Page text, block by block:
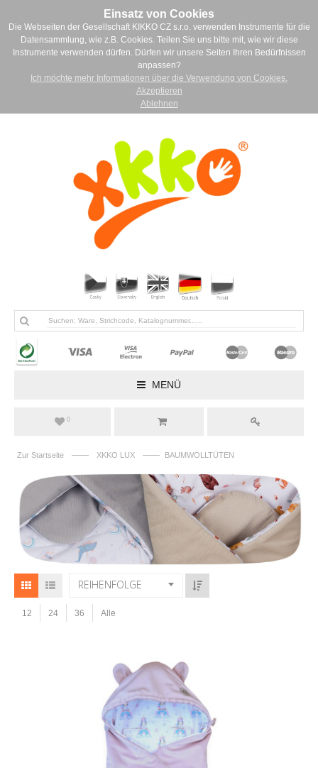
Einsatz von Cookies
Die Webseiten der Gesellschaft KIKKO CZ s.r.o. verwenden Instrumente für die
Datensammlung, wie z.B. Cookies. Teilen Sie uns bitte mit, wie wir diese
Instrumente verwenden dürfen. Dürfen wir unsere Seiten Ihren Bedürfnissen
anpassen?
Ich möchte mehr Informationen über die Verwendung von Cookies.
Akzeptieren
Ablehnen
MENÜ
0
Zur Startseite —— XKKO LUX —— BAUMWOLLTÜTEN
REIHENFOLGE
12 24 36 Alle